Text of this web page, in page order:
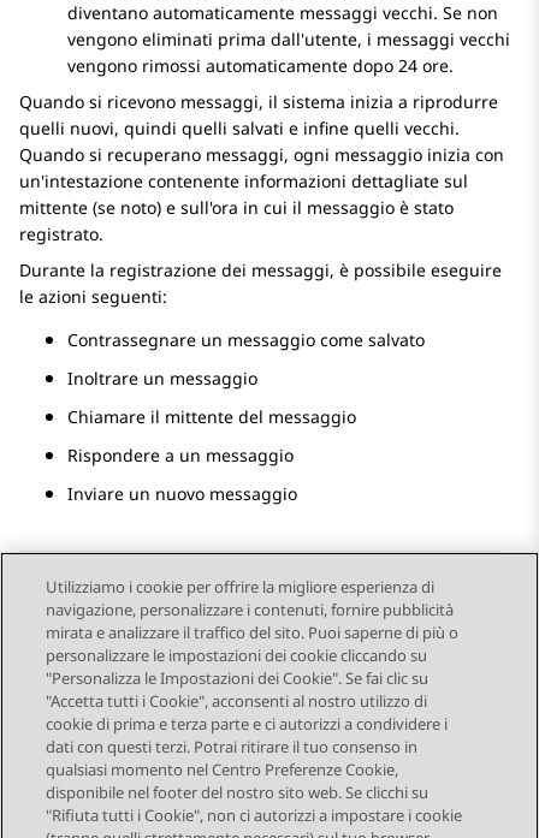
diventano automaticamente messaggi vecchi. Se non
vengono eliminati prima dall'utente, i messaggi vecchi
vengono rimossi automaticamente dopo 24 ore.
Quando si ricevono messaggi, il sistema inizia a riprodurre
quelli nuovi, quindi quelli salvati e infine quelli vecchi.
Quando si recuperano messaggi, ogni messaggio inizia con
un'intestazione contenente informazioni dettagliate sul
mittente (se noto) e sull'ora in cui il messaggio è stato
registrato.
Durante la registrazione dei messaggi, è possibile eseguire
le azioni seguenti:
Contrassegnare un messaggio come salvato
Inoltrare un messaggio
Chiamare il mittente del messaggio
Rispondere a un messaggio
Inviare un nuovo messaggio
Send Feedback
Navigazione argomento
Argomento precedente Argomento successivo
STAY CONNECTED
Utilizziamo i cookie per offrire la migliore esperienza di
navigazione, personalizzare i contenuti, fornire pubblicità
mirata e analizzare il traffico del sito. Puoi saperne di più o
personalizzare le impostazioni dei cookie cliccando su
"Personalizza le Impostazioni dei Cookie". Se fai clic su
"Accetta tutti i Cookie", acconsenti al nostro utilizzo di
cookie di prima e terza parte e ci autorizzi a condividere i
dati con questi terzi. Potrai ritirare il tuo consenso in
qualsiasi momento nel Centro Preferenze Cookie,
disponibile nel footer del nostro sito web. Se clicchi su
"Rifiuta tutti i Cookie", non ci autorizzi a impostare i cookie